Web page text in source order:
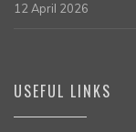
12 April 2026
USEFUL LINKS